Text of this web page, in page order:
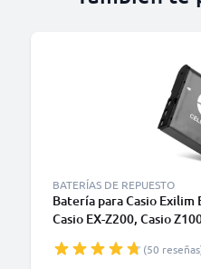
BATERÍAS DE REPUESTO
Batería para Casio Exilim
Casio EX-Z200, Casio
Casio NP-40 950mAh
(50